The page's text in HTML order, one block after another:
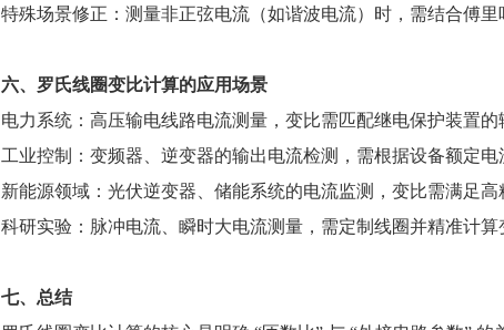
特殊场景修正：测量非正弦电流（如谐波电流）时，需结合傅里
六、罗氏线圈变比计算的应用场景
电力系统：高压输电线路电流测量，变比需匹配继电保护装置的
工业控制：变频器、逆变器的输出电流检测，需根据设备额定
新能源领域：光伏逆变器、储能系统的电流监测，变比需满足高
科研实验：脉冲电流、瞬时大电流测量，需定制线圈并精准计算
七、总结